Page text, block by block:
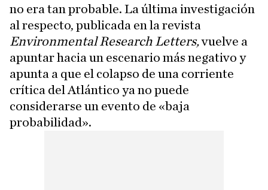
no era tan probable. La última investigación
al respecto, publicada en la revista
Environmental Research Letters,vuelve a
apuntar hacia un escenario más negativo y
apunta a que el colapso de una corriente
crítica del Atlántico ya no puede
considerarse un evento de «baja
probabilidad».